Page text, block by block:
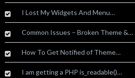
I Lost My Widgets And Menu…
Common Issues – Broken Theme &…
How To Get Notified of Theme…
I am getting a PHP is_readable()…